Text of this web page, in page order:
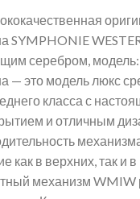
SYMPHONIE
серебром, модель:
— это модель люкс
класса с
и отличным
как в верхних, так и
механизм WMIW